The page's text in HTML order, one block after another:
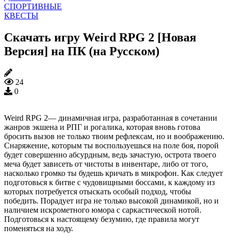
СПОРТИВНЫЕ
КВЕСТЫ
Скачать игру Weird RPG 2 [Новая
Версия] на ПК (на Русском)
24
0
Weird RPG 2— динамичная игра, разработанная в сочетании
жанров экшена и РПГ и рогалика, которая вновь готова
бросить вызов не только твоим рефлексам, но и воображению.
Снаряжение, которым ты воспользуешься на поле боя, порой
будет совершенно абсурдным, ведь зачастую, острота твоего
меча будет зависеть от чистоты в инвентаре, либо от того,
насколько громко ты будешь кричать в микрофон. Как следует
подготовься к битве с чудовищными боссами, к каждому из
которых потребуется отыскать особый подход, чтобы
победить. Порадует игра не только высокой динамикой, но и
наличием искрометного юмора с саркастической нотой.
Подготовься к настоящему безумию, где правила могут
поменяться на ходу.